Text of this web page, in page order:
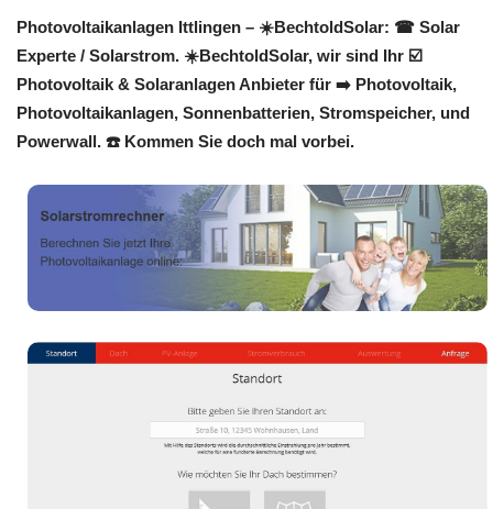
Photovoltaikanlagen Ittlingen – ☀️BechtoldSolar: ☎ Solar
Experte / Solarstrom. ☀️BechtoldSolar, wir sind Ihr ☑️
Photovoltaik & Solaranlagen Anbieter für ➡️ Photovoltaik,
Photovoltaikanlagen, Sonnenbatterien, Stromspeicher, und
Powerwall. ☎️ Kommen Sie doch mal vorbei.